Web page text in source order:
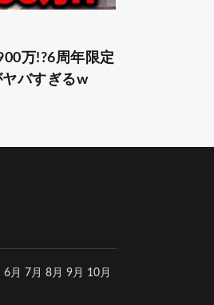
万!?6周年限定
ヤバすぎるw
6月 7月 8月 9月
10月